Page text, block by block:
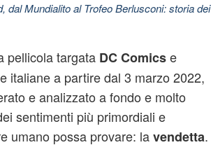
dal Mundialito al Trofeo Berlusconi: storia dei
pellicola targata DC Comicse
italiane a partire dal 3 marzo 2022,
e analizzato a fondo e molto
sentimenti più primordiali e
umano possa provare: lavendetta.